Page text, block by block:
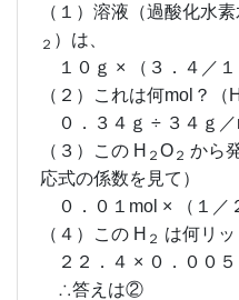
（１）溶液（過酸化水
２ ）は、
１０ｇ × （３．４／１
（２）これは何mol？（H
０．３４ｇ ÷ ３４ｇ／
（３）この H ２ O ２ から
応式の係数を見て）
０．０１mol × （１／
（４）この H ２ は何リッ
２２．４ × ０．００
∴答えは②